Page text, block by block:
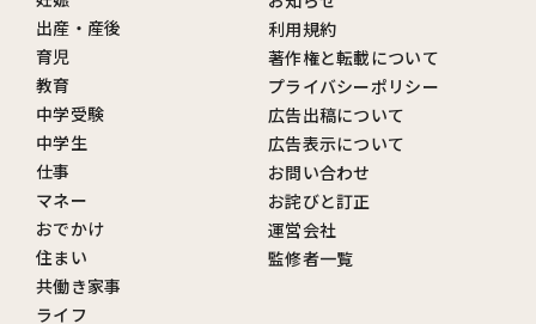
出産・産後
育児
教育
中学受験
中学生
仕事
マネー
おでかけ
住まい
共働き家事
ライフ
利用規約
著作権と転載について
プライバシーポリシー
広告出稿について
広告表示について
お問い合わせ
お詫びと訂正
運営会社
監修者一覧